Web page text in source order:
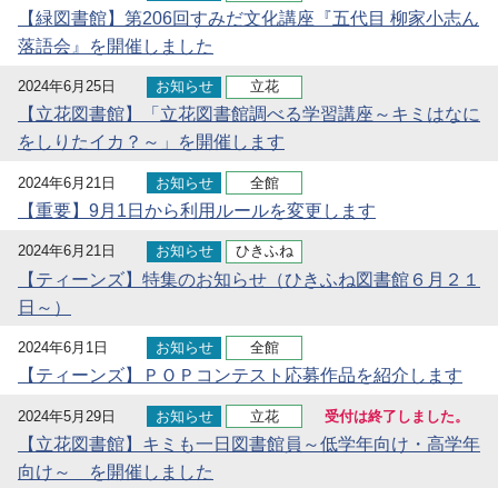
【緑図書館】第206回すみだ文化講座『五代目 柳家小志ん
落語会』を開催しました
2024年6月25日 お知らせ 立花
【立花図書館】「立花図書館調べる学習講座～キミはなに
をしりたイカ？～」を開催します
2024年6月21日 お知らせ 全館
【重要】9月1日から利用ルールを変更します
2024年6月21日 お知らせ ひきふね
【ティーンズ】特集のお知らせ（ひきふね図書館６月２１
日～）
2024年6月1日 お知らせ 全館
【ティーンズ】ＰＯＰコンテスト応募作品を紹介します
2024年5月29日 お知らせ 立花 受付は終了しました。
【立花図書館】キミも一日図書館員～低学年向け・高学年
向け～ を開催しました